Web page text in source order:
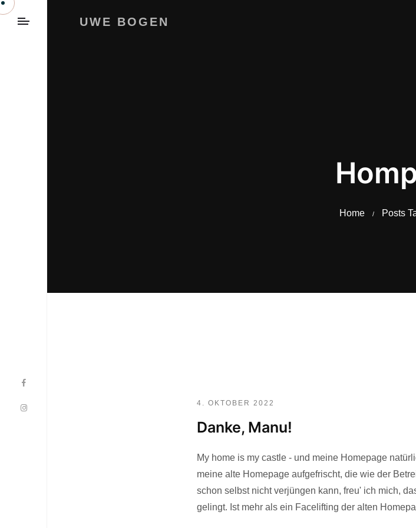
UWE BOGEN
Home / Posts
4. OKTOBER 2022
Danke, Manu!
My home is my castle - und meine Homepage
meine alte Homepage aufgefrischt, die wie der
schon selbst nicht verjüngen kann, freu' ich mich,
gelingt. Ist mehr als ein Facelifting der alten